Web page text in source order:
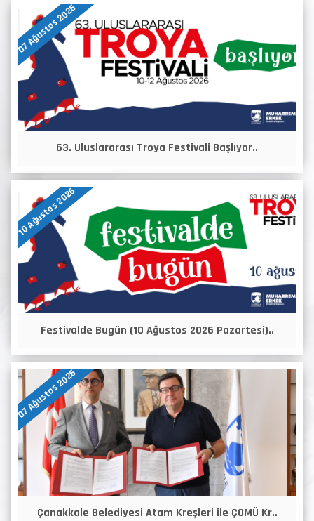
07 Ağustos 2026
63. Uluslararası Troya Festivali Başlıyor..
10 Ağustos 2026
Festivalde Bugün (10 Ağustos 2026 Pazartesi)..
07 Ağustos 2026
Çanakkale Belediyesi Atam Kreşleri ile ÇOMÜ Kr..